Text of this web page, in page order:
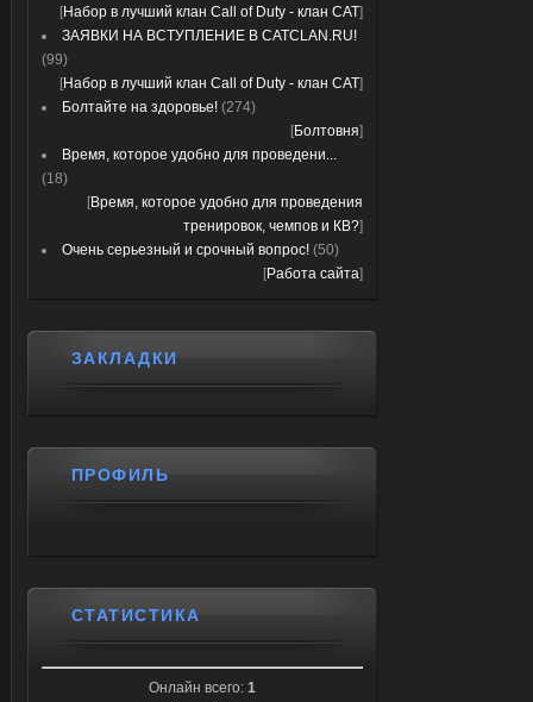
[Набор в лучший клан Call of Duty - клан CAT]
ЗАЯВКИ НА ВСТУПЛЕНИЕ В CATCLAN.RU!
(99)
[Набор в лучший клан Call of Duty - клан CAT]
Болтайте на здоровье! (274)
[Болтовня]
Время, которое удобно для проведени...
(18)
[Время, которое удобно для проведения
тренировок, чемпов и КВ?]
Очень серьезный и срочный вопрос! (50)
[Работа сайта]
ЗАКЛАДКИ
ПРОФИЛЬ
СТАТИСТИКА
Онлайн всего: 1